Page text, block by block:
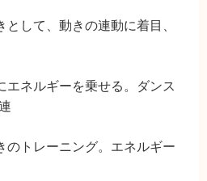
して、動きの連動に着目、
エネルギーを乗せる。ダンス
のトレーニング。エネルギー